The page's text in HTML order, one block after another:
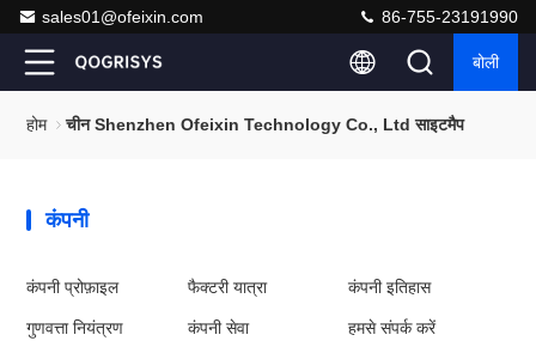
sales01@ofeixin.com 86-755-23191990
बोली
होम चीन Shenzhen Ofeixin Technology Co., Ltd साइटमैप
कंपनी
कंपनी प्रोफ़ाइल फैक्टरी यात्रा कंपनी इतिहास
गुणवत्ता नियंत्रण कंपनी सेवा हमसे संपर्क करें